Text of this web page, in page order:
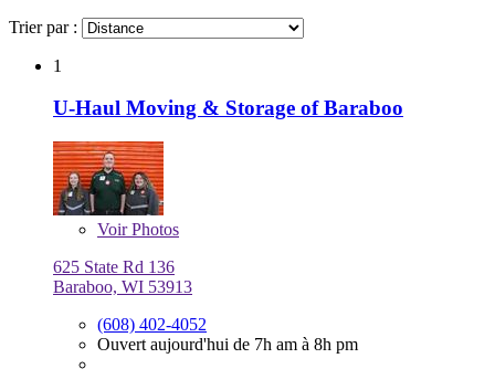
Trier par :
1
U-Haul Moving & Storage of Baraboo
VoirPhotos
625 State Rd 136
Baraboo, WI 53913
(608) 402-4052
Ouvert aujourd'hui de 7h am à 8h pm